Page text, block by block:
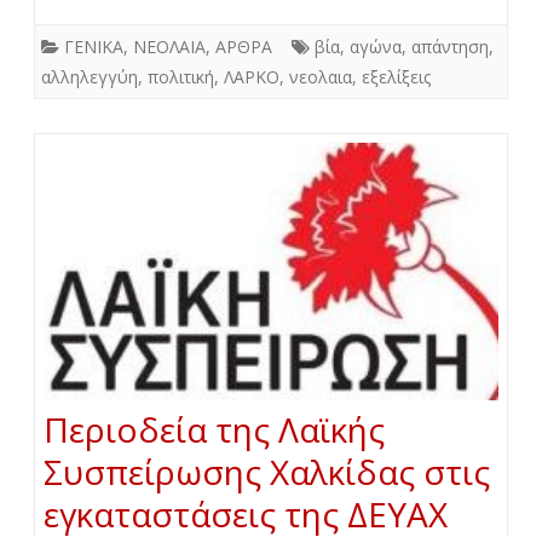
ΓΕΝΙΚΑ, ΝΕΟΛΑΙΑ, ΑΡΘΡΑ βία, αγώνα, απάντηση,
αλληλεγγύη, πολιτική, ΛΑΡΚΟ, νεολαια, εξελίξεις
Περιοδεία της Λαϊκής
Συσπείρωσης Χαλκίδας στις
εγκαταστάσεις της ΔΕΥΑΧ